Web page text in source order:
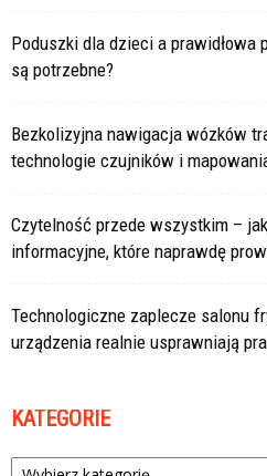
Poduszki dla dzieci a
są potrzebne?
Bezkolizyjna nawigacja wózków
technologie czujników i
Czytelność przede wszystkim –
informacyjne, które naprawdę
Technologiczne zaplecze salonu
urządzenia realnie usprawniają
KATEGORIE
Kategorie